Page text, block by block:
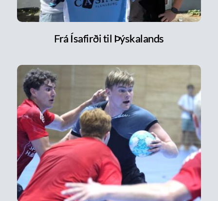
Frá Ísafirði til Þýskalands